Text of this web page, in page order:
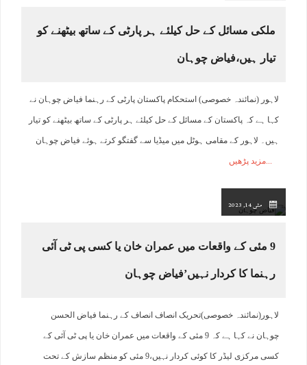
ملکی مسائل کے حل کیلئے ہر پارٹی کے ساتھ بیٹھنے کو
تیار ہیں،فیاض چوہان
لاہور (نمائندہ خصوصی) استحکام پاکستان پارٹی کے رہنما فیاض چوہان نے
کہا ہے کہ پاکستان کے مسائل کے حل کیلئے ہر پارٹی کے ساتھ بیٹھنے کو تیار
ہیں۔ لاہور کے مقامی ہوٹل میں میڈیا سے گفتگو کرتے ہوئے فیاض چوہان
مزید پڑھیں
مئی 14, 2023
9 مئی کے واقعات میں عمران خان یا کسی پی ٹی آئی
رہنما کا کردار نہیں’فیاض چوہان
لاہور(نمائندہ خصوصی)تحریک انصاف انصاف کے رہنما فیاض الحسن
چوہان نے کہا ہے کہ 9 مئی کے واقعات میں عمران خان یا پی ٹی آئی کے
کسی مرکزی لیڈر کا کوئی کردار نہیں،9 مئی کو منظم سازش کے تحت